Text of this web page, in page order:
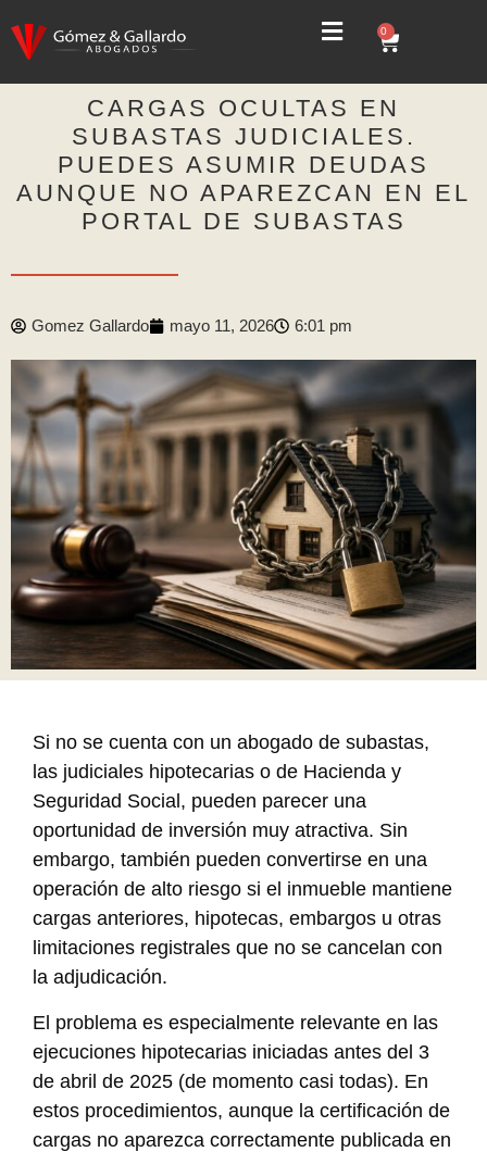
0
CARGAS OCULTAS EN
SUBASTAS JUDICIALES.
PUEDES ASUMIR DEUDAS
AUNQUE NO APAREZCAN EN EL
PORTAL DE SUBASTAS
Gomez Gallardo mayo 11, 2026 6:01 pm
Si no se cuenta con un abogado de subastas,
las judiciales hipotecarias o de Hacienda y
Seguridad Social, pueden parecer una
oportunidad de inversión muy atractiva. Sin
embargo, también pueden convertirse en una
operación de alto riesgo si el inmueble mantiene
cargas anteriores, hipotecas, embargos u otras
limitaciones registrales que no se cancelan con
la adjudicación.
El problema es especialmente relevante en las
ejecuciones hipotecarias iniciadas antes del 3
de abril de 2025 (de momento casi todas). En
estos procedimientos, aunque la certificación de
cargas no aparezca correctamente publicada en